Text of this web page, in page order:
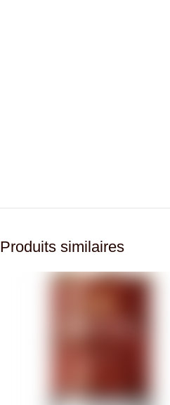
Produits similaires